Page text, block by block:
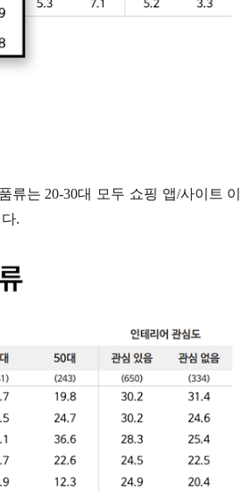
는 20-30대 모두 쇼핑 앱/사이트 이
.